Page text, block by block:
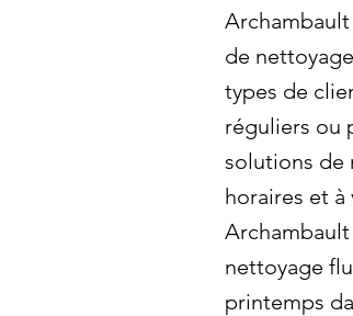
de
types de
réguliers ou
solutions de
horaires et à
nettoyage
printemps